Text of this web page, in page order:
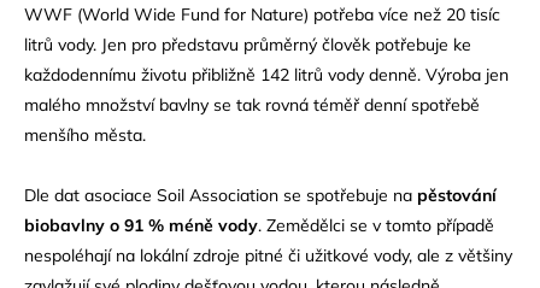
WWF (World Wide Fund for Nature) potřeba více než 20 tisíc
litrů vody. Jen pro představu průměrný člověk potřebuje ke
každodennímu životu přibližně 142 litrů vody denně. Výroba jen
malého množství bavlny se tak rovná téměř denní spotřebě
menšího města.
Dle dat asociace Soil Association se spotřebuje na pěstování
biobavlny o 91 % méně vody. Zemědělci se v tomto případě
nespoléhají na lokální zdroje pitné či užitkové vody, ale z většiny